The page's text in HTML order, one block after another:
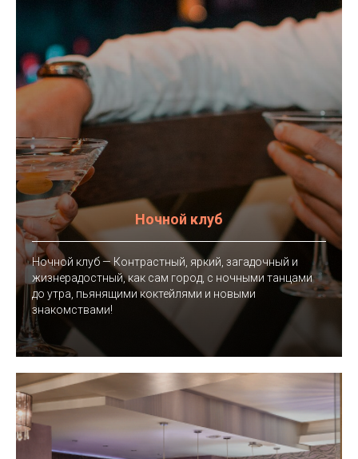
Ночной клуб
Ночной клуб — Контрастный, яркий, загадочный и
жизнерадостный, как сам город, с ночными танцами
до утра, пьянящими коктейлями и новыми
знакомствами!